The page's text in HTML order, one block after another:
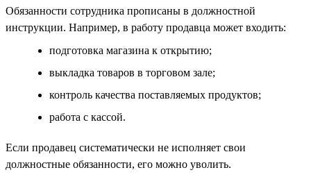
Обязанности сотрудника прописаны в должностной
инструкции. Например, в работу продавца может входить:
подготовка магазина к открытию;
выкладка товаров в торговом зале;
контроль качества поставляемых продуктов;
работа с кассой.
Если продавец систематически не исполняет свои
должностные обязанности, его можно уволить.